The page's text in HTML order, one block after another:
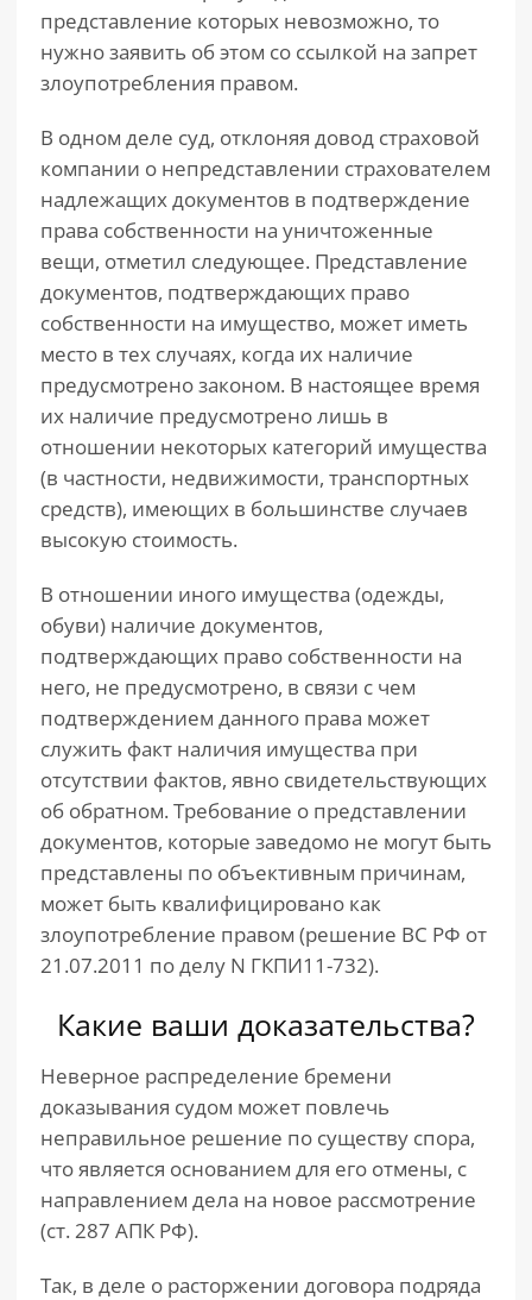
представление которых невозможно, то
нужно заявить об этом со ссылкой на запрет
злоупотребления правом.
В одном деле суд, отклоняя довод страховой
компании о непредставлении страхователем
надлежащих документов в подтверждение
права собственности на уничтоженные
вещи, отметил следующее. Представление
документов, подтверждающих право
собственности на имущество, может иметь
место в тех случаях, когда их наличие
предусмотрено законом. В настоящее время
их наличие предусмотрено лишь в
отношении некоторых категорий имущества
(в частности, недвижимости, транспортных
средств), имеющих в большинстве случаев
высокую стоимость.
В отношении иного имущества (одежды,
обуви) наличие документов,
подтверждающих право собственности на
него, не предусмотрено, в связи с чем
подтверждением данного права может
служить факт наличия имущества при
отсутствии фактов, явно свидетельствующих
об обратном. Требование о представлении
документов, которые заведомо не могут быть
представлены по объективным причинам,
может быть квалифицировано как
злоупотребление правом (решение ВС РФ от
21.07.2011 по делу N ГКПИ11-732).
Какие ваши доказательства?
Неверное распределение бремени
доказывания судом может повлечь
неправильное решение по существу спора,
что является основанием для его отмены, с
направлением дела на новое рассмотрение
(ст. 287 АПК РФ).
Так, в деле о расторжении договора подряда